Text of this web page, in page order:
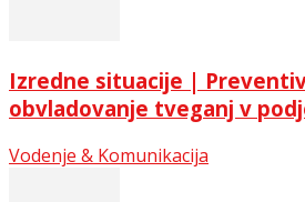
Izredne situacije |
obvladovanje tveganj v
Vodenje & Komunikacija